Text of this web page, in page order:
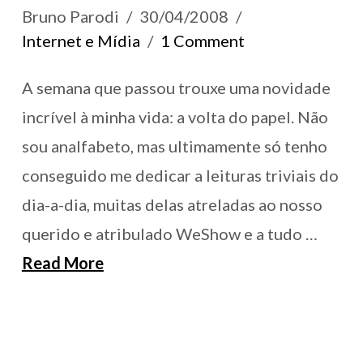
Bruno Parodi
30/04/2008
Internet e Mídia
1 Comment
A semana que passou trouxe uma novidade
incrível à minha vida: a volta do papel. Não
sou analfabeto, mas ultimamente só tenho
conseguido me dedicar a leituras triviais do
dia-a-dia, muitas delas atreladas ao nosso
querido e atribulado WeShow e a tudo …
Read More